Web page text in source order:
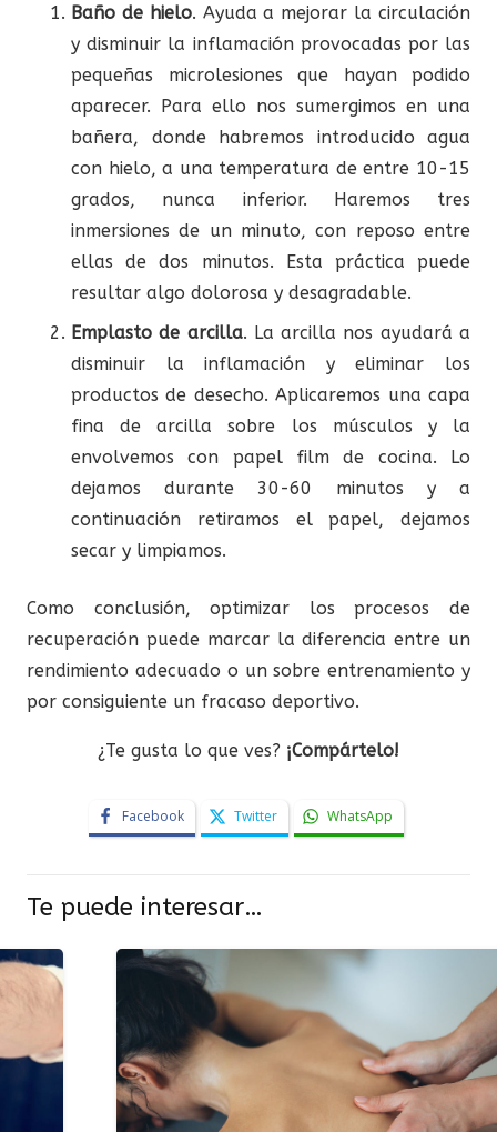
Baño de hielo. Ayuda a mejorar la circulación
y disminuir la inflamación provocadas por las
pequeñas microlesiones que hayan podido
aparecer. Para ello nos sumergimos en una
bañera, donde habremos introducido agua
con hielo, a una temperatura de entre 10-15
grados, nunca inferior. Haremos tres
inmersiones de un minuto, con reposo entre
ellas de dos minutos. Esta práctica puede
resultar algo dolorosa y desagradable.
Emplasto de arcilla. La arcilla nos ayudará a
disminuir la inflamación y eliminar los
productos de desecho. Aplicaremos una capa
fina de arcilla sobre los músculos y la
envolvemos con papel film de cocina. Lo
dejamos durante 30-60 minutos y a
continuación retiramos el papel, dejamos
secar y limpiamos.
Como conclusión, optimizar los procesos de
recuperación puede marcar la diferencia entre un
rendimiento adecuado o un sobre entrenamiento y
por consiguiente un fracaso deportivo.
¿Te gusta lo que ves? ¡Compártelo!
Facebook Twitter WhatsApp
Te puede interesar…